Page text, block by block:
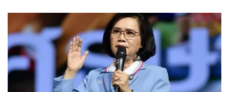
แห่ลอง เข้าถึงง่ายกว่าบุหรี่ จี้ ‘ประยุทธ์ – อนุทิน’ ยกเลิกไปก่อน
คงไว้ใช้เพื่อการแพทย์ หวั่นอนาคตของชาติพังทลาย